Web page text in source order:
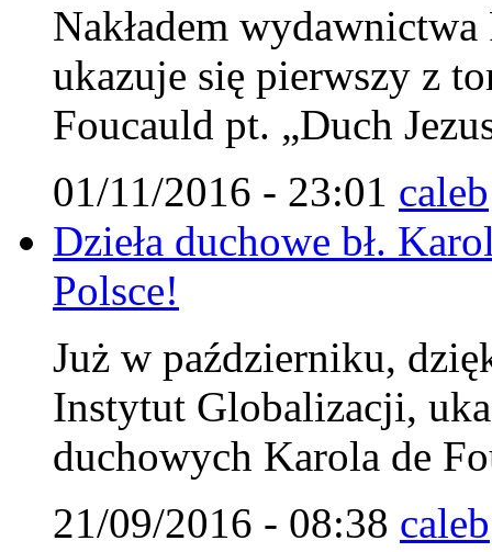
Nakładem
ukazuje się pierwszy z
Foucauld pt. „Duch
01/11/2016 - 23:01 caleb
Dzieła duchowe bł.
Polsce!
Już w październiku,
Instytut Globalizacji,
duchowych Karola de
21/09/2016 - 08:38 caleb